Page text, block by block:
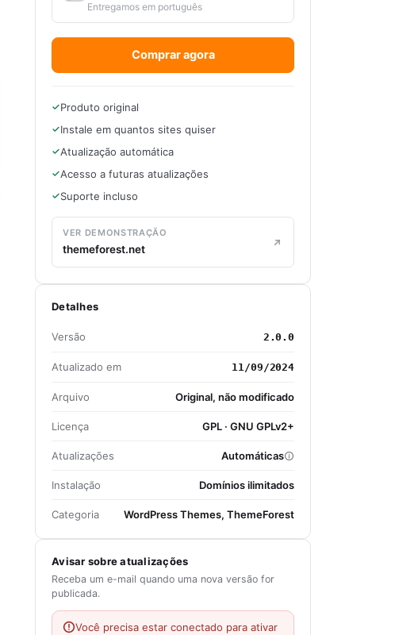
Entregamos em português
Comprar agora
Produto original
Instale em quantos sites quiser
Atualização automática
Acesso a futuras atualizações
Suporte incluso
VER DEMONSTRAÇÃO
themeforest.net
Detalhes
Versão 2.0.0
Atualizado em 11/09/2024
Arquivo Original, não modificado
Licença GPL · GNU GPLv2+
Atualizações Automáticas
Instalação Domínios ilimitados
Categoria WordPress Themes, ThemeForest
Avisar sobre atualizações
Receba um e-mail quando uma nova versão for
publicada.
Você precisa estar conectado para ativar